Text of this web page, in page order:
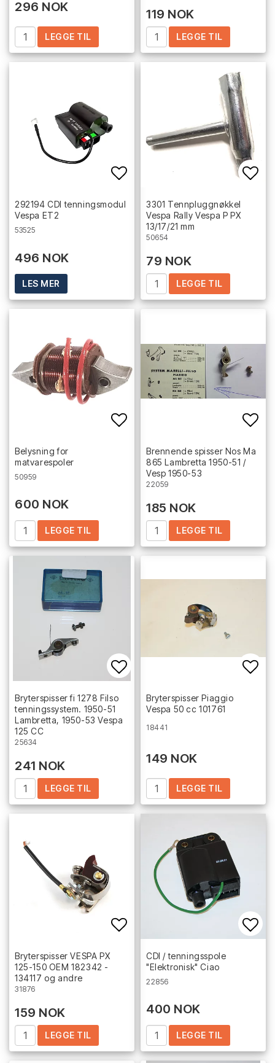
296 NOK
LEGGE TIL
119 NOK
LEGGE TIL
Add to list of favorites
292194 CDI tenningsmodul
Vespa ET2
53525
496 NOK
LES MER
3301 Tennpluggnøkkel
Vespa Rally Vespa P PX
13/17/21 mm
50654
79 NOK
LEGGE TIL
Add to list of favorites
Belysning for
matvarespoler
50959
600 NOK
LEGGE TIL
Brennende spisser Nos Ma
865 Lambretta 1950-51 /
Vesp 1950-53
22059
185 NOK
LEGGE TIL
Add to list of favorites
Bryterspisser fi 1278 Filso
tenningssystem. 1950-51
Lambretta, 1950-53 Vespa
125 CC
25634
241 NOK
LEGGE TIL
Bryterspisser Piaggio
Vespa 50 cc 101761
18441
149 NOK
LEGGE TIL
Add to list of favorites
Bryterspisser VESPA PX
125-150 OEM 182342 -
134117 og andre
31876
159 NOK
LEGGE TIL
CDI / tenningsspole
"Elektronisk" Ciao
22856
400 NOK
LEGGE TIL